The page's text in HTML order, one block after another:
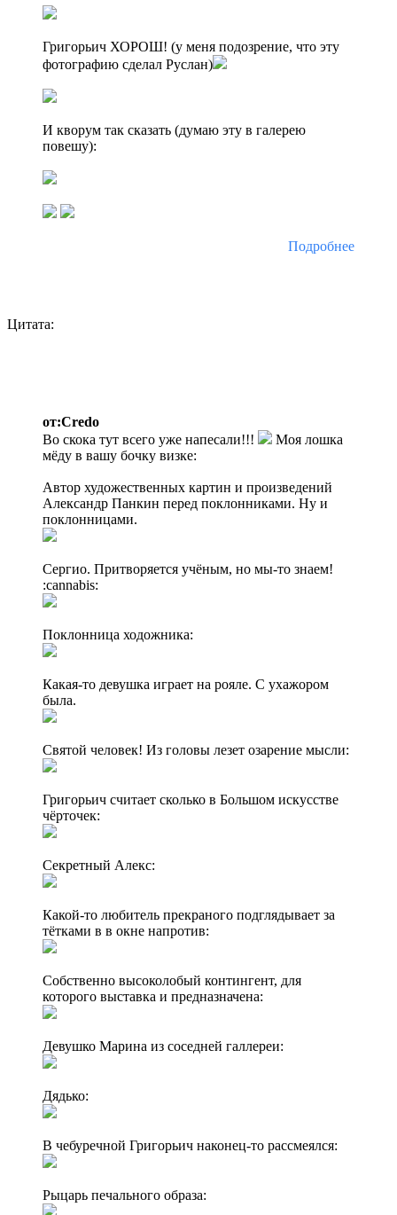
Григорьич ХОРОШ! (у меня подозрение, что эту
фотографию сделал Руслан)
И кворум так сказать (думаю эту в галерею
повешу):
Подробнее
Цитата:
от:Credo
Во скока тут всего уже напесали!!!
Моя лошка
мёду в вашу бочку визке:
Автор художественных картин и произведений
Александр Панкин перед поклонниками. Ну и
поклонницами.
Сергио. Притворяется учёным, но мы-то знаем!
:cannabis:
Поклонница ходожника:
Какая-то девушка играет на рояле. С ухажором
была.
Святой человек! Из головы лезет озарение мысли:
Григорьич считает сколько в Большом искусстве
чёрточек:
Секретный Алекс:
Какой-то любитель прекраного подглядывает за
тётками в в окне напротив:
Собственно высоколобый контингент, для
которого выставка и предназначена:
Девушко Марина из соседней галлереи:
Дядько:
В чебуречной Григорьич наконец-то рассмеялся:
Рыцарь печального образа: